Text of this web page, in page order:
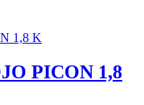
PICON 1,8